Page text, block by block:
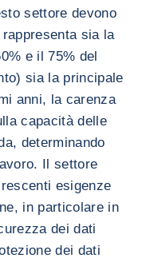
settore devono
sia la
e il 75% del
sia la principale
anni, la carenza
capacità delle
determinando
Il settore
esigenze
in particolare in
dei dati
dei dati